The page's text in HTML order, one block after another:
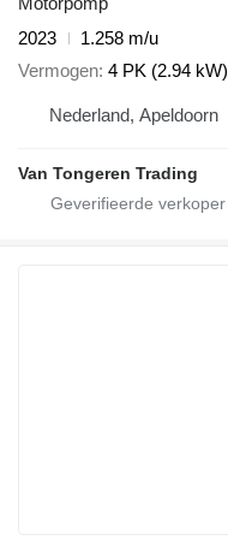
2023
1.258 m/u
Vermogen 4 PK (2.94 kW)
Nederland, Apeldoorn
Van Tongeren Trading